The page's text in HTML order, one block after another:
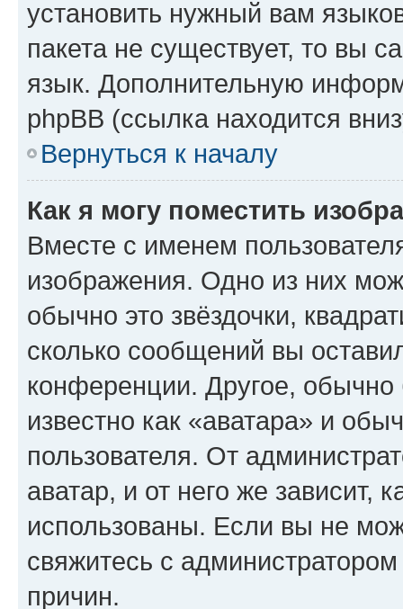
установить нужный вам
пакета не существует, то вы
язык. Дополнительную
phpBB (ссылка находится
Вернуться к началу
Как я могу поместить
Вместе с именем
изображения. Одно из них
обычно это звёздочки,
сколько сообщений вы
конференции. Другое,
известно как «аватара» и
пользователя. От
аватар, и от него же зависит,
использованы. Если вы не
свяжитесь с
причин.